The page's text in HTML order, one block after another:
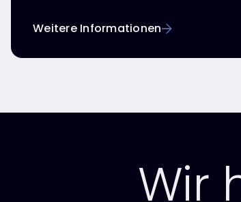
Weitere Informationen
Wir